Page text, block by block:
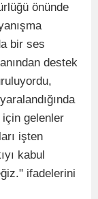
önünde
bir ses
destek
için gelenler
işten
kabul
ifadelerini